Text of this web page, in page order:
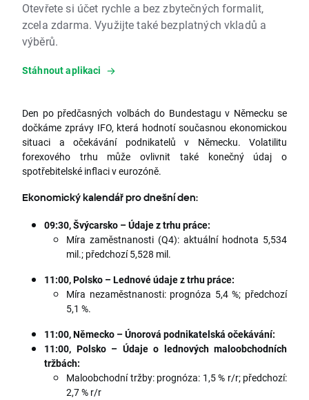
Otevřete si účet rychle a bez zbytečných formalit,
zcela zdarma. Využijte také bezplatných vkladů a
výběrů.
Stáhnout aplikaci
Den po předčasných volbách do Bundestagu v Německu se
dočkáme zprávy IFO, která hodnotí současnou ekonomickou
situaci a očekávání podnikatelů v Německu. Volatilitu
forexového trhu může ovlivnit také konečný údaj o
spotřebitelské inflaci v eurozóně.
Ekonomický kalendář pro dnešní den:
09:30, Švýcarsko – Údaje z trhu práce:
Míra zaměstnanosti (Q4): aktuální hodnota 5,534
mil.; předchozí 5,528 mil.
11:00, Polsko – Lednové údaje z trhu práce:
Míra nezaměstnanosti: prognóza 5,4 %; předchozí
5,1 %.
11:00, Německo – Únorová podnikatelská očekávání:
11:00, Polsko – Údaje o lednových maloobchodních
tržbách:
Maloobchodní tržby: prognóza: 1,5 % r/r; předchozí:
2,7 % r/r